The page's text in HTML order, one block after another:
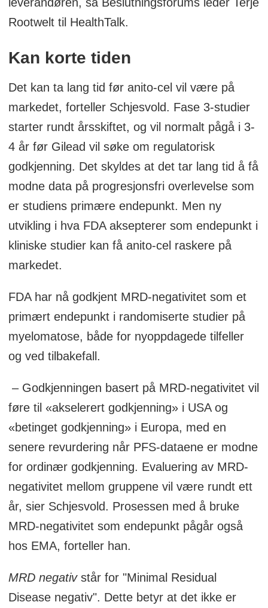
Rootwelt til HealthTalk.
Kan korte tiden
Det kan ta lang tid før anito-cel vil være på
markedet, forteller Schjesvold. Fase 3-studier
starter rundt årsskiftet, og vil normalt pågå i 3-
4 år før Gilead vil søke om regulatorisk
godkjenning. Det skyldes at det tar lang tid å få
modne data på progresjonsfri overlevelse som
er studiens primære endepunkt. Men ny
utvikling i hva FDA aksepterer som endepunkt i
kliniske studier kan få anito-cel raskere på
markedet.
FDA har nå godkjent MRD-negativitet som et
primært endepunkt i randomiserte studier på
myelomatose, både for nyoppdagede tilfeller
og ved tilbakefall.
– Godkjenningen basert på MRD-negativitet vil
føre til «akselerert godkjenning» i USA og
«betinget godkjenning» i Europa, med en
senere revurdering når PFS-dataene er modne
for ordinær godkjenning. Evaluering av MRD-
negativitet mellom gruppene vil være rundt ett
år, sier Schjesvold. Prosessen med å bruke
MRD-negativitet som endepunkt pågår også
hos EMA, forteller han.
MRD negativstår for "Minimal Residual
Disease negativ". Dette betyr at det ikke er